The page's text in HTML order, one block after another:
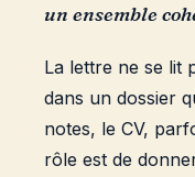
un ensemble
La lettre ne se lit
dans un dossier
notes, le CV,
rôle est de